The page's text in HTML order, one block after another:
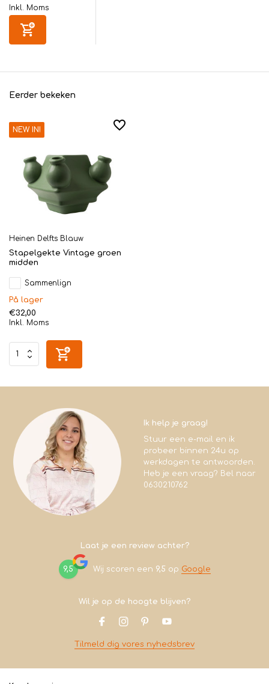
Inkl. Moms
Eerder bekeken
NEW IN!
Heinen Delfts Blauw
Stapelgekte Vintage groen
midden
Sammenlign
På lager
€32,00
Inkl. Moms
Ik help je graag!
Stuur een e-mail en ik
probeer binnen 24u op
werkdagen te antwoorden.
Heb je een vraag? Bel naar
0630210762
Laat je een review achter?
9,5 Wij scoren een 9,5 op Google
Wil je op de hoogte blijven?
Tilmeld dig vores nyhedsbrev